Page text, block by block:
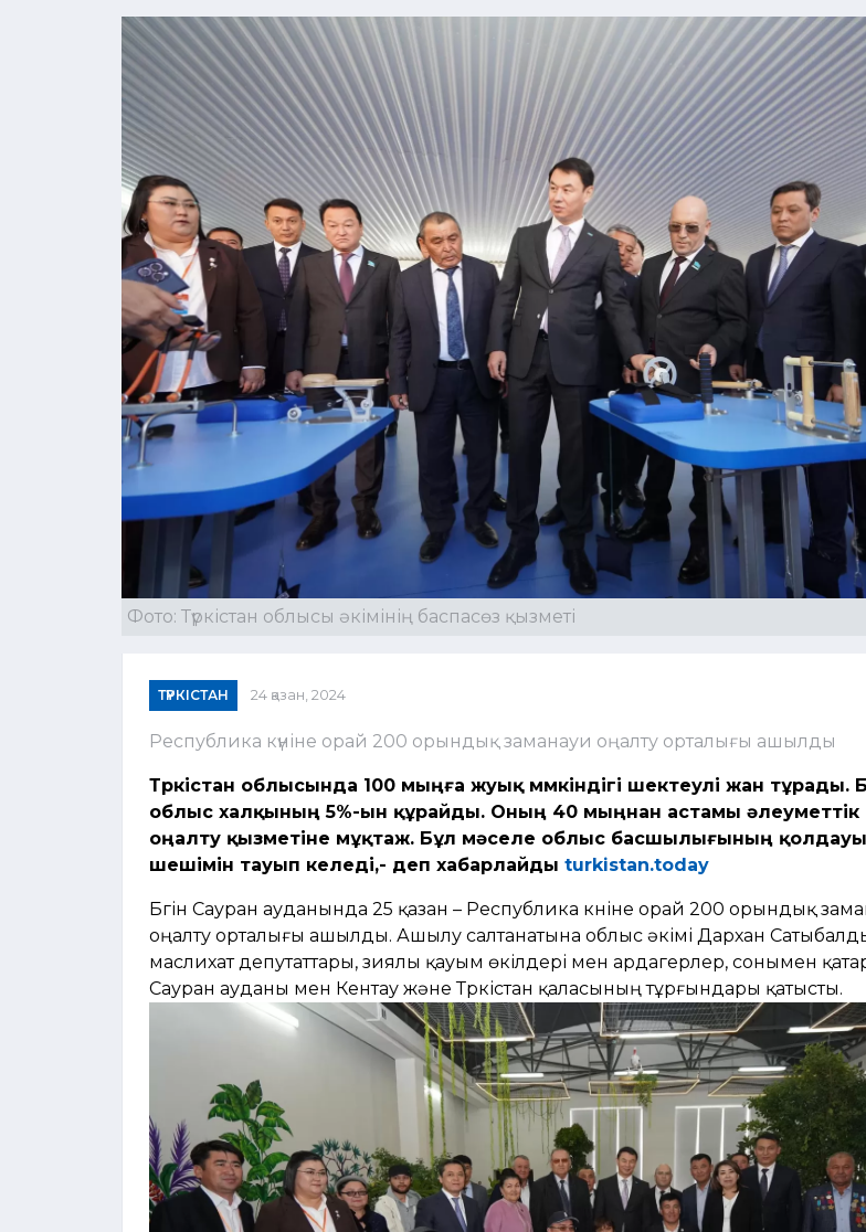
Фото: Түркістан облысы әкімінің баспасөз қызметі
ТҮРКІСТАН 24 қазан, 2024
Республика күніне орай 200 орындық заманауи оңалту орталығы ашылды
Түркістан облысында 100 мыңға жуық мүмкіндігі шектеулі жан тұрады.
облыс халқының 5%-ын құрайды. Оның 40 мыңнан астамы әлеуметтік
оңалту қызметіне мұқтаж. Бұл мәселе облыс басшылығының
шешімін тауып келеді,- деп хабарлайды turkistan.today
Бүгін Сауран ауданында 25 қазан – Республика күніне орай 200 орындық
оңалту орталығы ашылды. Ашылу салтанатына облыс әкімі Дархан
маслихат депутаттары, зиялы қауым өкілдері мен ардагерлер, сонымен
Сауран ауданы мен Кентау және Түркістан қаласының тұрғындары қатысты.